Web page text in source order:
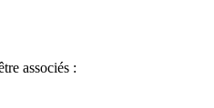
associés :